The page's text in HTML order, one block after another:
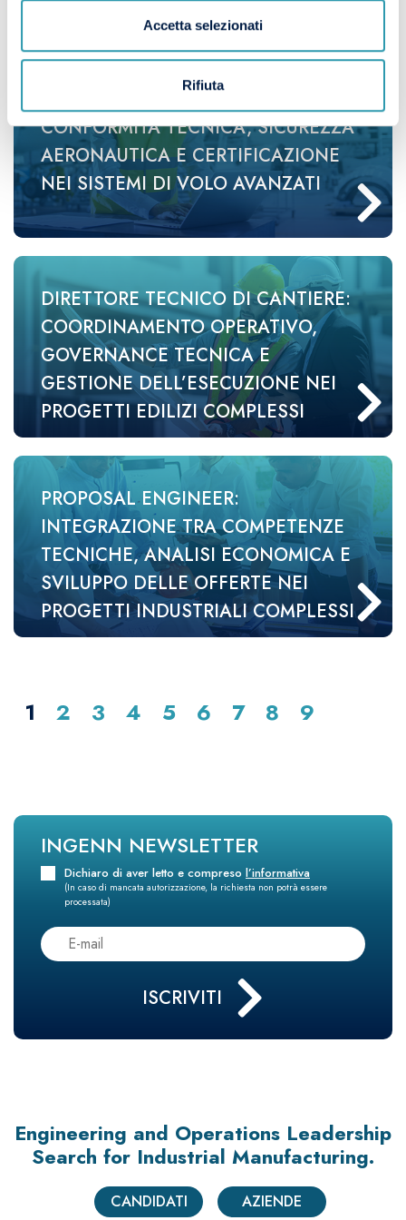
Accetta selezionati
Rifiuta
AIRWORTHINESS ENGINEER:
CONFORMITÀ TECNICA, SICUREZZA
AERONAUTICA E CERTIFICAZIONE
NEI SISTEMI DI VOLO AVANZATI
DIRETTORE TECNICO DI CANTIERE:
COORDINAMENTO OPERATIVO,
GOVERNANCE TECNICA E
GESTIONE DELL’ESECUZIONE NEI
PROGETTI EDILIZI COMPLESSI
PROPOSAL ENGINEER:
INTEGRAZIONE TRA COMPETENZE
TECNICHE, ANALISI ECONOMICA E
SVILUPPO DELLE OFFERTE NEI
PROGETTI INDUSTRIALI COMPLESSI
1 2 3 4 5 6 7 8 9
INGENN NEWSLETTER
Dichiaro di aver letto e compreso l’informativa
(In caso di mancata autorizzazione, la richiesta non potrà essere
processata)
Engineering and Operations Leadership
Search for Industrial Manufacturing.
CANDIDATI AZIENDE